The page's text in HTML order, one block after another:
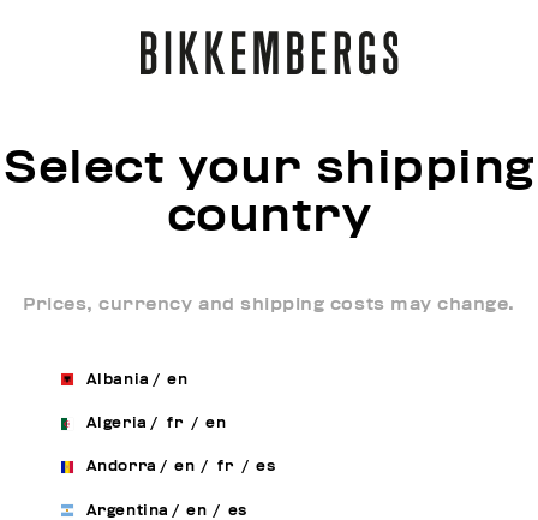
Select your shipping
country
Prices, currency and shipping costs may change.
Albania / en
Algeria / fr / en
Andorra / en / fr / es
Argentina / en / es